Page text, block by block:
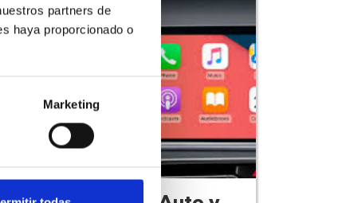
partners de
haya proporcionado o
Marketing